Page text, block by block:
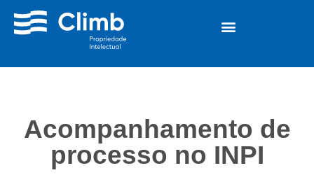
Acompanhamento de
processo no INPI